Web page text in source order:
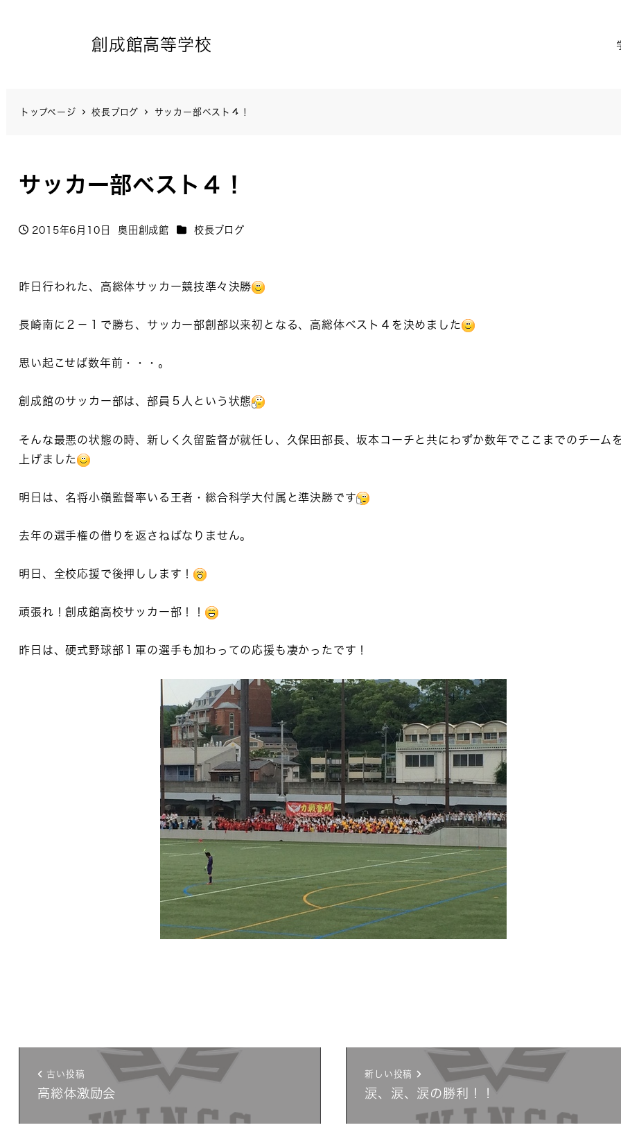
創成館高等学校
トップページ 校長ブログ サッカー部ベスト４！
サッカー部ベスト４！
投稿日
2015年6月10日
著
奥田創成館 カテゴリー
校長ブログ
昨日行われた、高総体サッカー競技準々決勝
長崎南に２－１で勝ち、サッカー部創部以来初となる、高総体ベスト４を決めました
思い起こせば数年前・・・。
創成館のサッカー部は、部員５人という状態
そんな最悪の状態の時、新しく久留監督が就任し、久保田部長、坂本コーチと共にわずか数年でここまでのチーム
上げました
明日は、名将小嶺監督率いる王者・総合科学大付属と準決勝です
去年の選手権の借りを返さねばなりません。
明日、全校応援で後押しします！
頑張れ！創成館高校サッカー部！！
昨日は、硬式野球部１軍の選手も加わっての応援も凄かったです！
古い投稿
高総体激励会
新しい投稿
涙、涙、涙の勝利！！